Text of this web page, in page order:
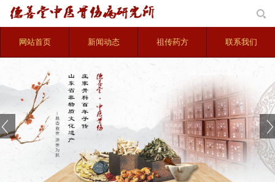
网站首页 新闻动态 祖传药方 联系我们